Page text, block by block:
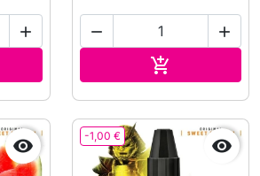
  

 -1,00 € 